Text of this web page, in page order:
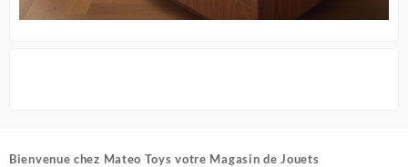
Bienvenue chez Mateo Toys votre Magasin de Jouets